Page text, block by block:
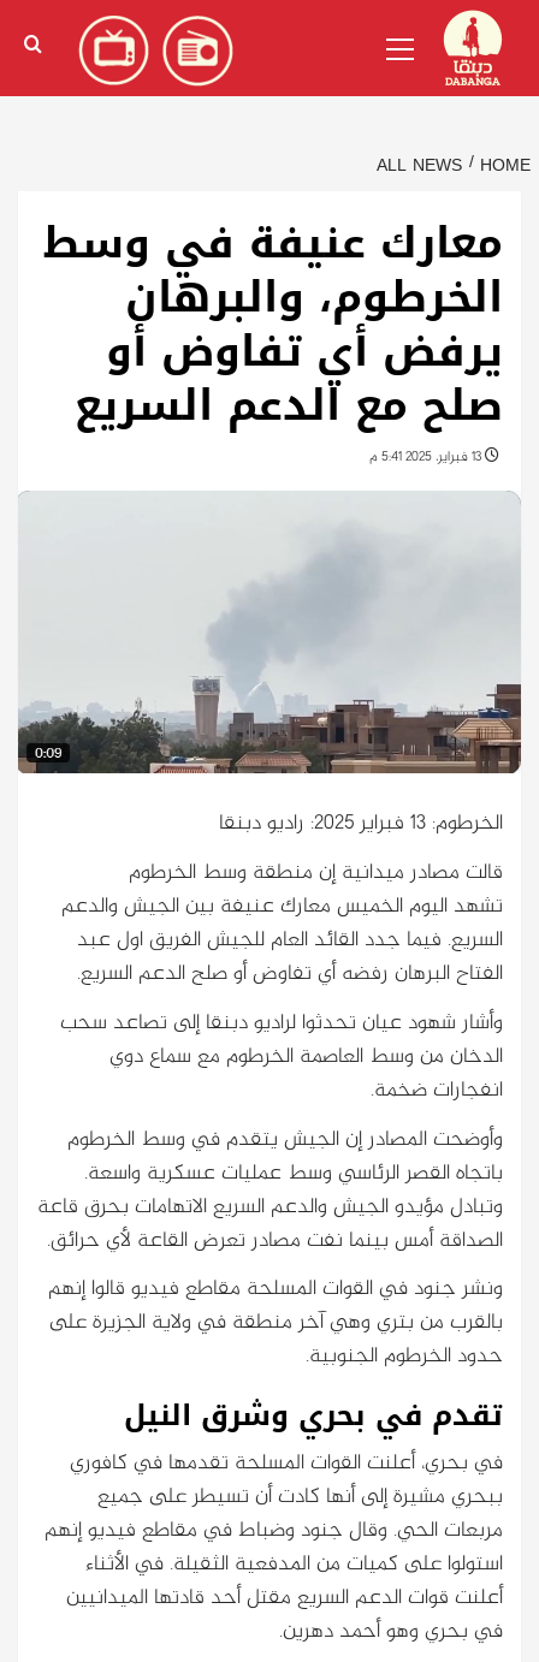
content
الإنجليزية)
Menu
HOME
ALL NEWS
معارك عنيفة في وسط
الخرطوم، والبرهان
يرفض أي تفاوض أو
صلح مع الدعم السريع
الخرطوم: 13 فبراير 2025: راديو دبنقا
قالت مصادر ميدانية إن منطقة وسط الخرطوم
تشهد اليوم الخميس معارك عنيفة بين الجيش والدعم
السريع. فيما جدد القائد العام للجيش الفريق اول عبد
الفتاح البرهان رفضه أي تفاوض أو صلح الدعم السريع.
وأشار شهود عيان تحدثوا لراديو دبنقا إلى تصاعد سحب
الدخان من وسط العاصمة الخرطوم مع سماع دوي
انفجارات ضخمة.
وأوضحت المصادر إن الجيش يتقدم في وسط الخرطوم
باتجاه القصر الرئاسي وسط عمليات عسكرية واسعة.
وتبادل مؤيدو الجيش والدعم السريع الاتهامات بحرق قاعة
الصداقة أمس بينما نفت مصادر تعرض القاعة لأي حرائق.
ونشر جنود في القوات المسلحة مقاطع فيديو قالوا إنهم
بالقرب من بتري وهي آخر منطقة في ولاية الجزيرة على
حدود الخرطوم الجنوبية.
تقدم في بحري وشرق النيل
في بحري، أعلنت القوات المسلحة تقدمها في كافوري
ببحري مشيرة إلى أنها كادت أن تسيطر على جميع
مربعات الحي. وقال جنود وضباط في مقاطع فيديو إنهم
استولوا على كميات من المدفعية الثقيلة. في الأثناء
أعلنت قوات الدعم السريع مقتل أحد قادتها الميدانيين
في بحري وهو أحمد دهرين.